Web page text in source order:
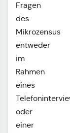
Fragen
des
Mikrozensus
entweder
im
Rahmen
eines
oder
einer